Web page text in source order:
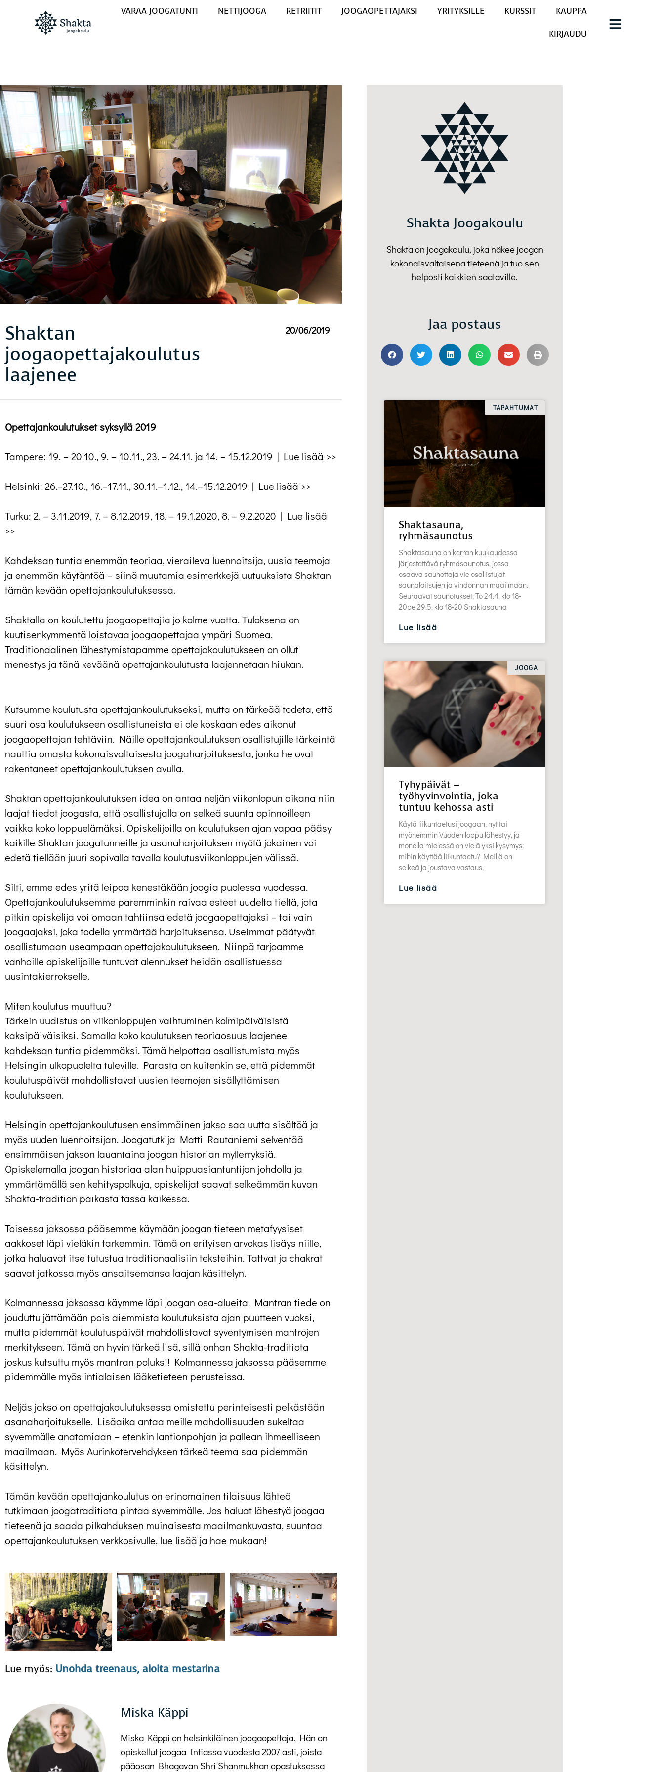
VARAA JOOGATUNTI NETTIJOOGA RETRIITIT JOOGAOPETTAJAKSI YRITYKSILLE KURSSIT
KAUPPA
KIRJAUDU
Shaktan
joogaopettajakoulutus
laajenee
20/06/2019
Opettajankoulutukset syksyllä 2019
Tampere: 19. – 20.10., 9. – 10.11., 23. – 24.11. ja 14. – 15.12.2019 | Lue lisää >>
Helsinki: 26.–27.10., 16.–17.11., 30.11.–1.12., 14.–15.12.2019 | Lue lisää >>
Turku: 2. – 3.11.2019, 7. – 8.12.2019, 18. – 19.1.2020, 8. – 9.2.2020 | Lue lisää
>>
Kahdeksan tuntia enemmän teoriaa, vieraileva luennoitsija, uusia teemoja
ja enemmän käytäntöä – siinä muutamia esimerkkejä uutuuksista Shaktan
tämän kevään opettajankoulutuksessa.
Shaktalla on koulutettu joogaopettajia jo kolme vuotta. Tuloksena on
kuutisenkymmentä loistavaa joogaopettajaa ympäri Suomea.
Traditionaalinen lähestymistapamme opettajakoulutukseen on ollut
menestys ja tänä keväänä opettajankoulutusta laajennetaan hiukan.
Kutsumme koulutusta opettajankoulutukseksi, mutta on tärkeää todeta, että
suuri osa koulutukseen osallistuneista ei ole koskaan edes aikonut
joogaopettajan tehtäviin. Näille opettajankoulutuksen osallistujille tärkeintä
nauttia omasta kokonaisvaltaisesta joogaharjoituksesta, jonka he ovat
rakentaneet opettajankoulutuksen avulla.
Shaktan opettajankoulutuksen idea on antaa neljän viikonlopun aikana niin
laajat tiedot joogasta, että osallistujalla on selkeä suunta opinnoilleen
vaikka koko loppuelämäksi. Opiskelijoilla on koulutuksen ajan vapaa pääsy
kaikille Shaktan joogatunneille ja asanaharjoituksen myötä jokainen voi
edetä tiellään juuri sopivalla tavalla koulutusviikonloppujen välissä.
Silti, emme edes yritä leipoa kenestäkään joogia puolessa vuodessa.
Opettajankoulutuksemme paremminkin raivaa esteet uudelta tieltä, jota
pitkin opiskelija voi omaan tahtiinsa edetä joogaopettajaksi – tai vain
joogaajaksi, joka todella ymmärtää harjoituksensa. Useimmat päätyvät
osallistumaan useampaan opettajakoulutukseen. Niinpä tarjoamme
vanhoille opiskelijoille tuntuvat alennukset heidän osallistuessa
uusintakierrokselle.
Miten koulutus muuttuu?
Tärkein uudistus on viikonloppujen vaihtuminen kolmipäiväisistä
kaksipäiväisiksi. Samalla koko koulutuksen teoriaosuus laajenee
kahdeksan tuntia pidemmäksi. Tämä helpottaa osallistumista myös
Helsingin ulkopuolelta tuleville. Parasta on kuitenkin se, että pidemmät
koulutuspäivät mahdollistavat uusien teemojen sisällyttämisen
koulutukseen.
Helsingin opettajankoulutusen ensimmäinen jakso saa uutta sisältöä ja
myös uuden luennoitsijan. Joogatutkija Matti Rautaniemi selventää
ensimmäisen jakson lauantaina joogan historian myllerryksiä.
Opiskelemalla joogan historiaa alan huippuasiantuntijan johdolla ja
ymmärtämällä sen kehityspolkuja, opiskelijat saavat selkeämmän kuvan
Shakta-tradition paikasta tässä kaikessa.
Toisessa jaksossa pääsemme käymään joogan tieteen metafyysiset
aakkoset läpi vieläkin tarkemmin. Tämä on erityisen arvokas lisäys niille,
jotka haluavat itse tutustua traditionaalisiin teksteihin. Tattvat ja chakrat
saavat jatkossa myös ansaitsemansa laajan käsittelyn.
Kolmannessa jaksossa käymme läpi joogan osa-alueita. Mantran tiede on
jouduttu jättämään pois aiemmista koulutuksista ajan puutteen vuoksi,
mutta pidemmät koulutuspäivät mahdollistavat syventymisen mantrojen
merkitykseen. Tämä on hyvin tärkeä lisä, sillä onhan Shakta-traditiota
joskus kutsuttu myös mantran poluksi! Kolmannessa jaksossa pääsemme
pidemmälle myös intialaisen lääketieteen perusteissa.
Neljäs jakso on opettajakoulutuksessa omistettu perinteisesti pelkästään
asanaharjoitukselle. Lisäaika antaa meille mahdollisuuden sukeltaa
syvemmälle anatomiaan – etenkin lantionpohjan ja pallean ihmeelliseen
maailmaan. Myös Aurinkotervehdyksen tärkeä teema saa pidemmän
käsittelyn.
Tämän kevään opettajankoulutus on erinomainen tilaisuus lähteä
tutkimaan joogatraditiota pintaa syvemmälle. Jos haluat lähestyä joogaa
tieteenä ja saada pilkahduksen muinaisesta maailmankuvasta, suuntaa
opettajankoulutuksen verkkosivulle, lue lisää ja hae mukaan!
Lue myös: Unohda treenaus, aloita mestarina
Miska Käppi
Miska Käppi on helsinkiläinen joogaopettaja. Hän on
opiskellut joogaa Intiassa vuodesta 2007 asti, joista
pääosan Bhagavan Shri Shanmukhan opastuksessa
Shakta Joogakoulu
Shakta on joogakoulu, joka näkee joogan
kokonaisvaltaisena tieteenä ja tuo sen
helposti kaikkien saataville.
Jaa postaus
TAPAHTUMAT
Shaktasauna,
ryhmäsaunotus
Shaktasauna on kerran kuukaudessa
järjestettävä ryhmäsaunotus, jossa
osaava saunottaja vie osallistujat
saunaloitsujen ja vihdonnan maailmaan.
Seuraavat saunotukset: To 24.4. klo 18-
20pe 29.5. klo 18-20 Shaktasauna
Lue lisää
JOOGA
Tyhypäivät –
työhyvinvointia, joka
tuntuu kehossa asti
Käytä liikuntaetusi joogaan, nyt tai
myöhemmin Vuoden loppu lähestyy, ja
monella mielessä on vielä yksi kysymys:
mihin käyttää liikuntaetu? Meillä on
selkeä ja joustava vastaus,
Lue lisää